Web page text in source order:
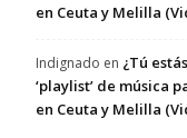
en Ceuta y Melilla
Indignado en ¿Tú
‘playlist’ de música
en Ceuta y Melilla